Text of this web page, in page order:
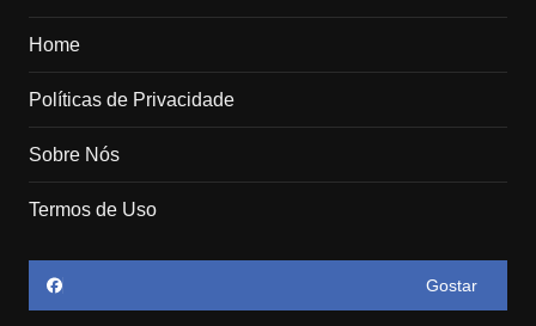
Home
Políticas de Privacidade
Sobre Nós
Termos de Uso
Gostar